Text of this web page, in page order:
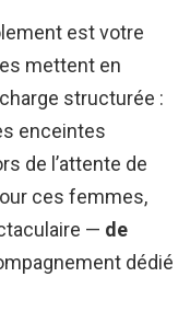
est votre
mettent en
structurée :
enceintes
de l’attente de
ces femmes,
— de
dédié